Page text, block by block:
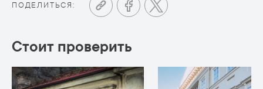
ПОДЕЛИТЬСЯ:
Стоит проверить